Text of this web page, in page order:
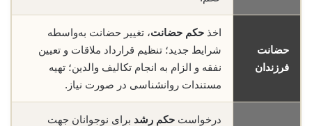
حضانت
فرزندان
اخذ حکم حضانت، تغییر حضانت به‌واسطه
شرایط جدید؛ تنظیم قرارداد ملاقات و تعیین
نفقه و الزام به انجام تکالیف والدین؛ تهیه
مستندات روانشناسی در صورت نیاز.
درخواست حکم رشد برای نوجوانان جهت